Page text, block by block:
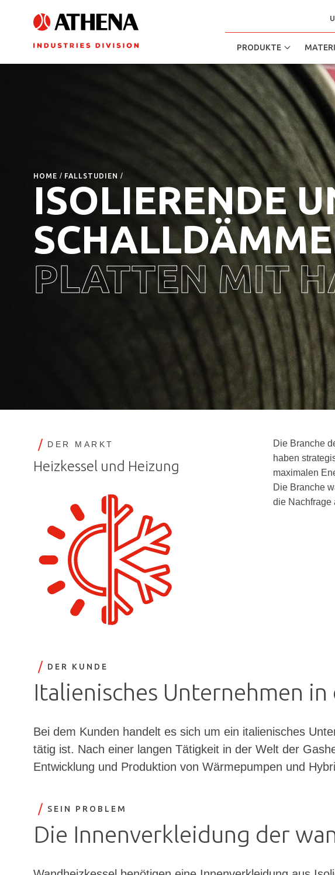
PRODUKTE
HOME FALLSTUDIEN
ISOLIERENDE
PLATTEN MIT
DER MARKT
Heizkessel und Heizung
Die Branche
haben
maximalen
Die Branche
die Nachfrage
DER KUNDE
Italienisches Unternehmen
Bei dem Kunden handelt es sich um ein italienisches
tätig ist. Nach einer langen Tätigkeit in der Welt der
Entwicklung und Produktion von Wärmepumpen und
SEIN PROBLEM
Die Innenverkleidung der